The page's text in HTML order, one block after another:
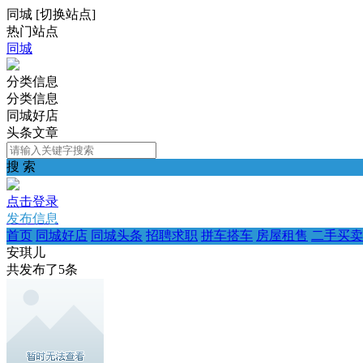
同城 [切换站点]
热门站点
同城
分类信息
分类信息
同城好店
头条文章
搜 索
点击登录
发布信息
首页 同城好店 同城头条 招聘求职 拼车搭车 房屋租售 二手买卖
安琪儿
共发布了5条